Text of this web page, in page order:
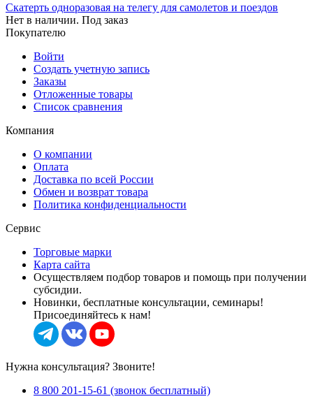
Скатерть одноразовая на телегу для самолетов и поездов
Нет в наличии. Под заказ
Покупателю
Войти
Создать учетную запись
Заказы
Отложенные товары
Список сравнения
Компания
О компании
Оплата
Доставка по всей России
Обмен и возврат товара
Политика конфиденциальности
Сервис
Торговые марки
Карта сайта
Осуществляем подбор товаров и помощь при получении
субсидии.
Новинки, бесплатные консультации, семинары!
Присоединяйтесь к нам!
Нужна консультация? Звоните!
8 800 201-15-61 (звонок бесплатный)